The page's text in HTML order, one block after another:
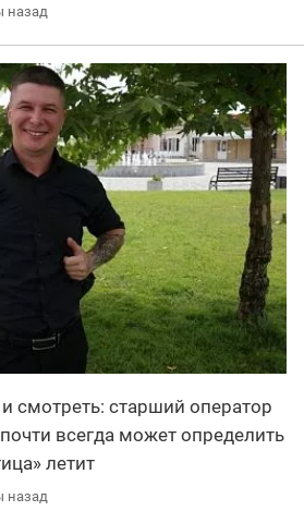
назад
смотреть: старший оператор
всегда может определить
летит
назад